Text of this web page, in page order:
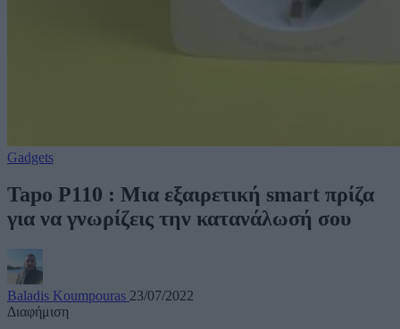
Gadgets
Tapo P110 : Μια εξαιρετική smart πρίζα
για να γνωρίζεις την κατανάλωσή σου
Baladis Koumpouras 23/07/2022
Διαφήμιση